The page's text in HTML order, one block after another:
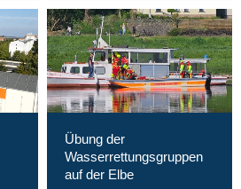
Übung der
Wasserrettungsgruppen
auf der Elbe